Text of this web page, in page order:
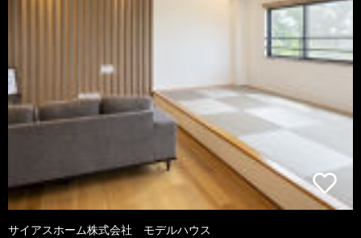
サイアスホーム株式会社 モデルハウス